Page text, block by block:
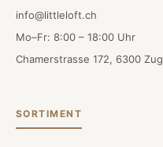
info@littleloft.ch
Mo–Fr: 8:00 – 18:00 Uhr
Chamerstrasse 172, 6300 Zug
SORTIMENT